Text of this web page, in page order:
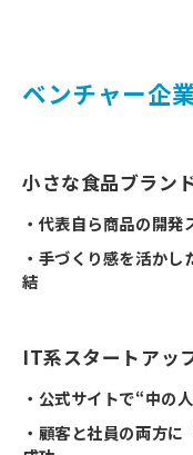
ベンチャー企
小さな食品ブラン
・代表自ら商品の開
・手づくり感を活か
結
IT系スタートアッ
・公式サイトで“中の
・顧客と社員の両方